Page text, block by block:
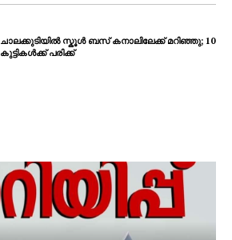
ചാലക്കുടിയിൽ സ്കൂൾ ബസ് കനാലിലേക്ക് മറിഞ്ഞു; 10
കുട്ടികൾക്ക് പരിക്ക്